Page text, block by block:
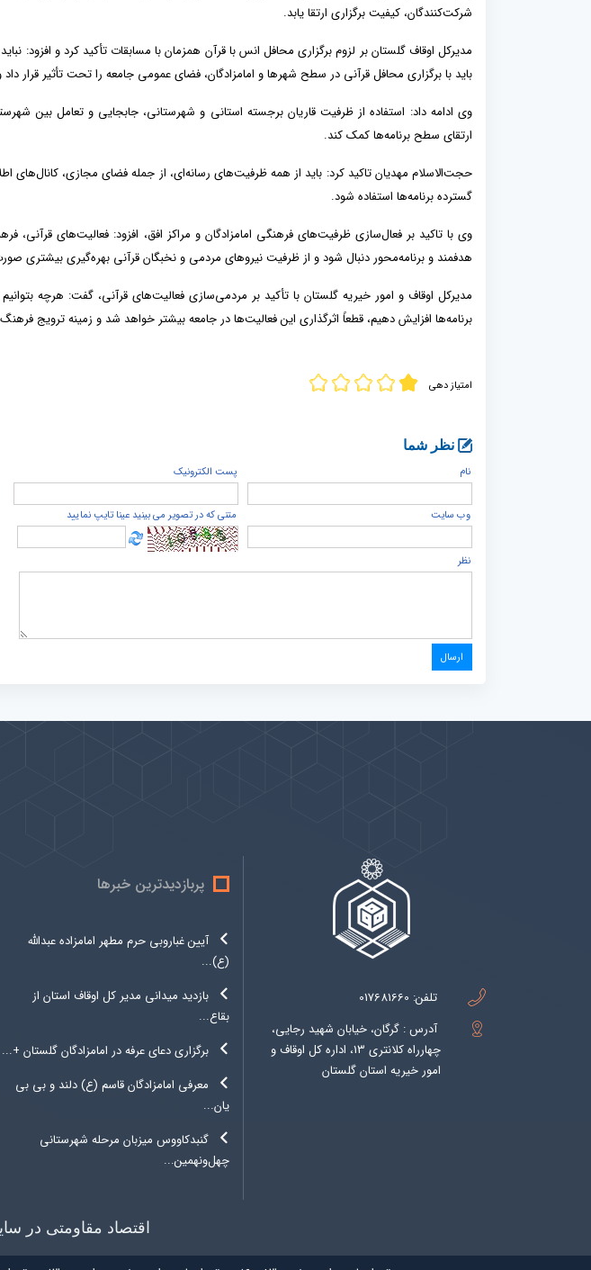
شرکت‌کنندگان، کیفیت برگزاری ارتقا یابد.
مدیرکل اوقاف گلستان بر لزوم برگزاری محافل انس با قرآن همزمان با مسابقات تأکید کرد و افزود:
باید با برگزاری محافل قرآنی در سطح شهرها و امامزادگان، فضای عمومی جامعه را تحت تأثیر قرار
وی ادامه داد: استفاده از ظرفیت قاریان برجسته استانی و شهرستانی، جابجایی و تعامل بین
ارتقای سطح برنامه‌ها کمک کند.
حجت‌الاسلام مهدیان تاکید کرد: باید از همه ظرفیت‌های رسانه‌ای، از جمله فضای مجازی، کانال‌های
گسترده برنامه‌ها استفاده شود.
وی با تاکید بر فعال‌سازی ظرفیت‌های فرهنگی امامزادگان و مراکز افق، افزود: فعالیت‌های قرآنی،
هدفمند و برنامه‌محور دنبال شود و از ظرفیت نیروهای مردمی و نخبگان قرآنی بهره‌گیری بیشتری
مدیرکل اوقاف و امور خیریه گلستان با تأکید بر مردمی‌سازی فعالیت‌های قرآنی، گفت: هرچه
برنامه‌ها افزایش دهیم، قطعاً اثرگذاری این فعالیت‌ها در جامعه بیشتر خواهد شد و زمینه ترویج
امتیاز دهی
نظر شما
نام
پست الكترونيک
وب سایت متنی که در تصویر می بینید عینا تایپ نمایید
نظر
تلفن: 017681660
آدرس : گرگان، خیابان شهید رجایی،
چهارراه کلانتری 13، اداره کل اوقاف و
امور خیریه استان گلستان
پربازدیدترین خبرها
آیین غباروبی حرم مطهر امامزاده عبدالله
(ع)...
بازدید میدانی مدیر کل اوقاف استان از
بقاع...
برگزاری دعای عرفه در امامزادگان گلستان +...
معرفی امامزادگان قاسم (ع) دلند و بی بی
یان...
گنبدکاووس میزبان مرحله شهرستانی
چهل‌ونهمین...
اقتصاد مقاومتی در